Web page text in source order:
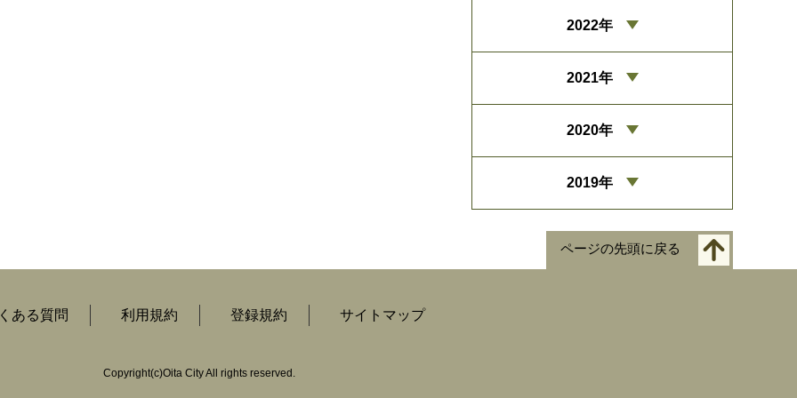
2022年
2021年
2020年
2019年
ページの先頭に戻る
ある質問 利用規約 登録規約 サイトマップ
Copyright(c)Oita City All rights reserved.